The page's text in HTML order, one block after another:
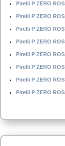
Pirelli P ZERO
Pirelli P ZERO
Pirelli P ZERO
Pirelli P ZERO
Pirelli P ZERO
Pirelli P ZERO
Pirelli P ZERO
Pirelli P ZERO